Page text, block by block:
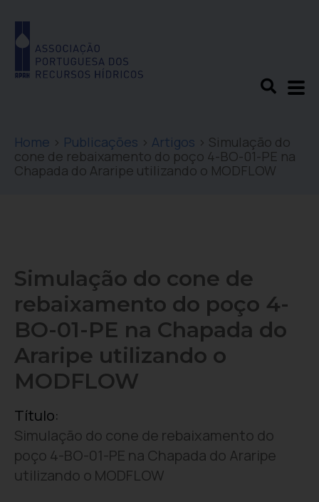
Home > Publicações > Artigos > Simulação do
cone de rebaixamento do poço 4-BO-01-PE na
Chapada do Araripe utilizando o MODFLOW
Simulação do cone de
rebaixamento do poço 4-
BO-01-PE na Chapada do
Araripe utilizando o
MODFLOW
Título:
Simulação do cone de rebaixamento do
poço 4-BO-01-PE na Chapada do Araripe
utilizando o MODFLOW